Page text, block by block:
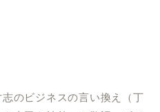
のビジネスの言い換え（丁